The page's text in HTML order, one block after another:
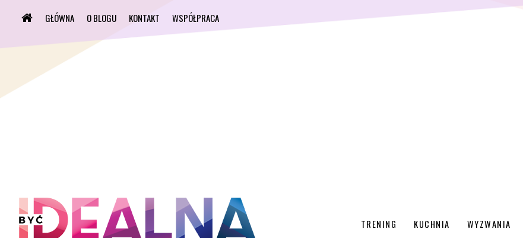
GŁÓWNA O BLOGU KONTAKT WSPÓŁPRACA
TRENING KUCHNIA WYZWANIA